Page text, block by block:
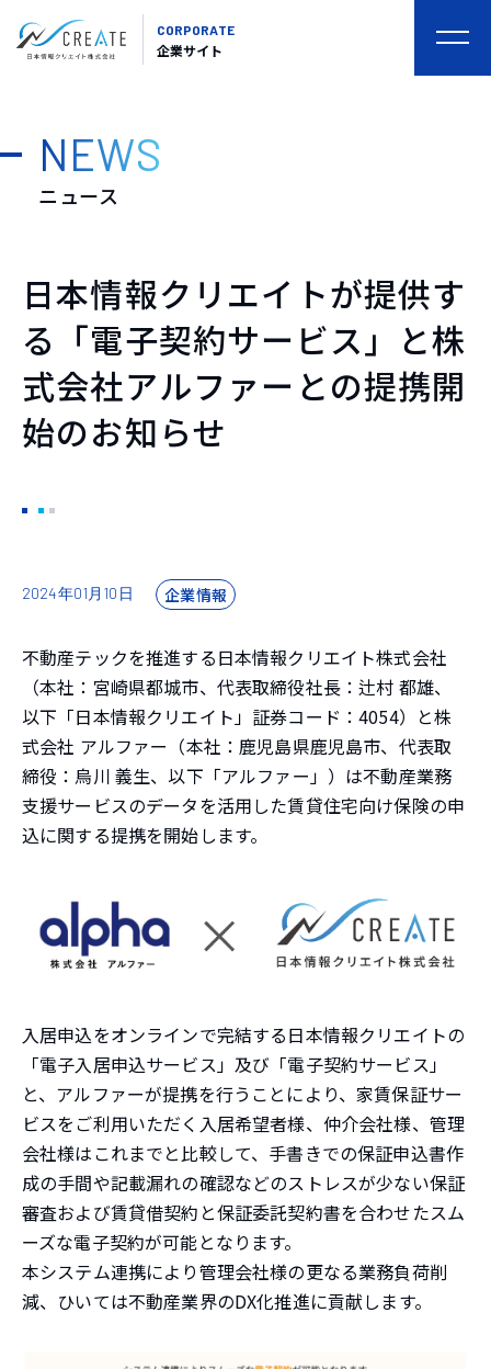
CORPORATE
企業サイト
NEWS
ニュース
日本情報クリエイトが提供す
る「電子契約サービス」と株
式会社アルファーとの提携開
始のお知らせ
2024年01月10日 企業情報
不動産テックを推進する日本情報クリエイト株式会社
（本社：宮崎県都城市、代表取締役社長：辻村 都雄、
以下「日本情報クリエイト」証券コード：4054）と株
式会社 アルファー（本社：鹿児島県鹿児島市、代表取
締役：烏川 義生、以下「アルファー」）は不動産業務
支援サービスのデータを活用した賃貸住宅向け保険の申
込に関する提携を開始します。
入居申込をオンラインで完結する日本情報クリエイトの
「電子入居申込サービス」及び「電子契約サービス」
と、アルファーが提携を行うことにより、家賃保証サー
ビスをご利用いただく入居希望者様、仲介会社様、管理
会社様はこれまでと比較して、手書きでの保証申込書作
成の手間や記載漏れの確認などのストレスが少ない保証
審査および賃貸借契約と保証委託契約書を合わせたスム
ーズな電子契約が可能となります。
本システム連携により管理会社様の更なる業務負荷削
減、ひいては不動産業界のDX化推進に貢献します。